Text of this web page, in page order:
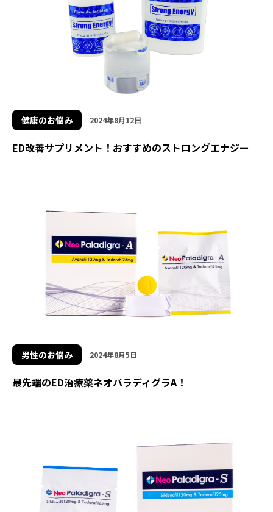
健康のお悩み 2024年8月12日
ED改善サプリメント！おすすめのストロングエナジー
男性のお悩み 2024年8月5日
最先端のED治療薬ネオパラディグラA！